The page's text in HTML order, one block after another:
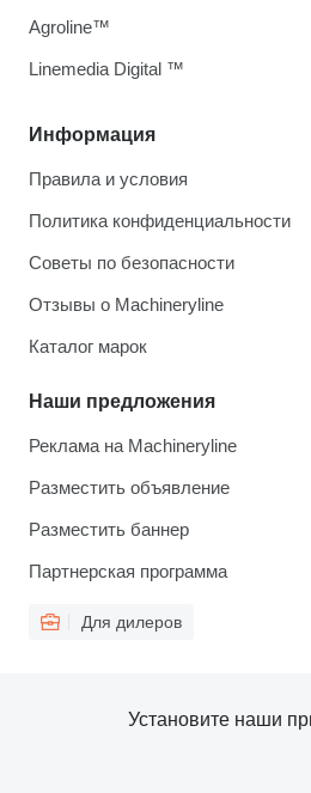
Информация
Правила и условия
Политика конфиденциальности
Советы по безопасности
Отзывы о Machineryline
Каталог марок
Наши предложения
Реклама на Machineryline
Разместить объявление
Разместить баннер
Партнерская программа
Для дилеров
Agroline™
Linemedia Digital ™
Установите наши